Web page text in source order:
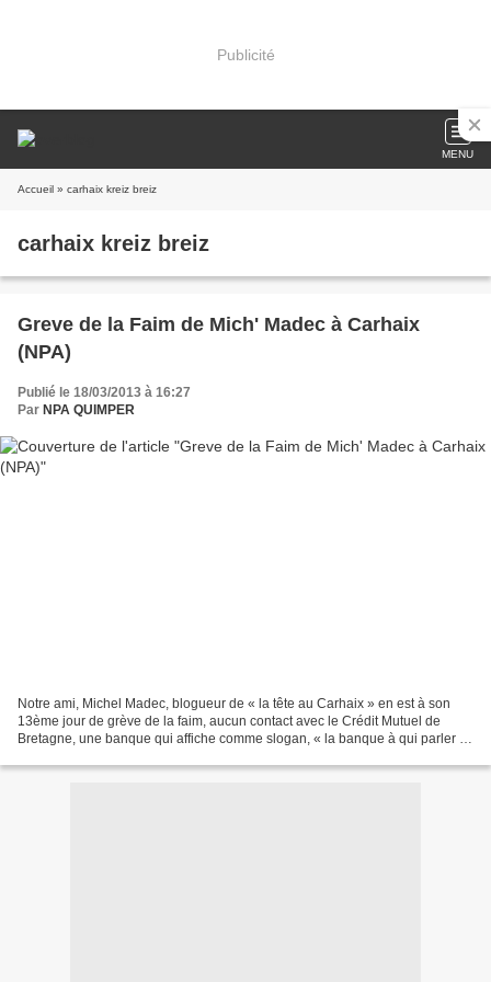
Publicité
MENU
Accueil » carhaix kreiz breiz
carhaix kreiz breiz
Greve de la Faim de Mich' Madec à Carhaix
(NPA)
Publié le 18/03/2013 à 16:27
Par NPA QUIMPER
Notre ami, Michel Madec, blogueur de « la tête au Carhaix » en est à son
13ème jour de grève de la faim, aucun contact avec le Crédit Mutuel de
Bretagne, une banque qui affiche comme slogan, « la banque à qui parler ».